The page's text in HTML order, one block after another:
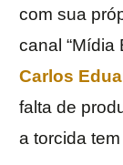
com sua
canal “Mídia
Carlos
falta de
a torcida